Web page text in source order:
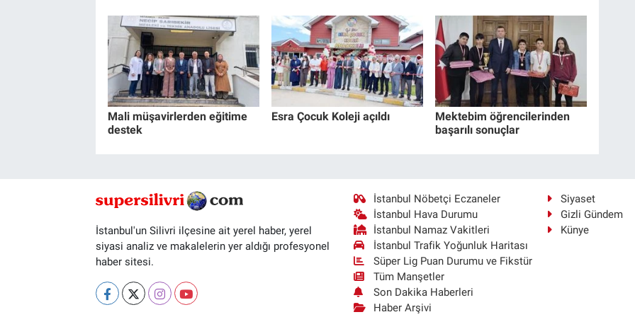
Mali müşavirlerden eğitime
destek
Esra Çocuk Koleji açıldı
Mektebim öğrencilerinden
başarılı sonuçlar
İstanbul'un Silivri ilçesine ait yerel haber, yerel
siyasi analiz ve makalelerin yer aldığı profesyonel
haber sitesi.
İstanbul Nöbetçi Eczaneler
İstanbul Hava Durumu
İstanbul Namaz Vakitleri
İstanbul Trafik Yoğunluk Haritası
Süper Lig Puan Durumu ve Fikstür
Tüm Manşetler
Son Dakika Haberleri
Haber Arşivi
Siyaset
Gizli Gündem
Künye